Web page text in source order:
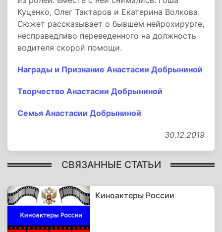
Куценко, Олег Тактаров и Екатерина Волкова.
Сюжет рассказывает о бывшем нейрохирурге,
несправедливо переведенного на должность
водителя скорой помощи.
Награды и Признание Анастасии Добрыниной
Творчество Анастасии Добрыниной
Семья Анастасии Добрыниной
30.12.2019
СВЯЗАННЫЕ СТАТЬИ
Киноактеры России